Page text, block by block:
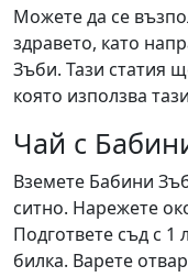
Можете да се
здравето, като
Зъби. Тази статия
която използва
Чай с
Вземете Бабини
ситно. Нарежете
Подгответе съд с 1
билка. Варете